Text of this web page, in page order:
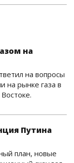
на
на вопросы
на рынке газа в
Путина
план, новые